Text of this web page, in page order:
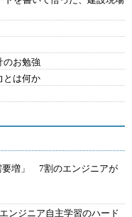
のお勉強
とは何か
要増」 7割のエンジニアが
ンジニア自主学習のハード